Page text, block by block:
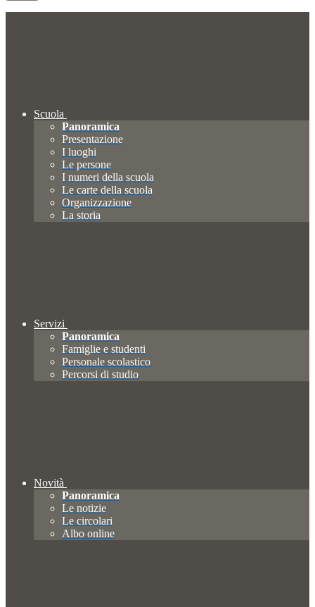
Scuola
Panoramica
Presentazione
I luoghi
Le persone
I numeri della scuola
Le carte della scuola
Organizzazione
La storia
Servizi
Panoramica
Famiglie e studenti
Personale scolastico
Percorsi di studio
Novità
Panoramica
Le notizie
Le circolari
Albo online